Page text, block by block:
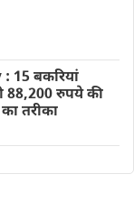
15 बकरियां
88,200 रुपये की
तरीका